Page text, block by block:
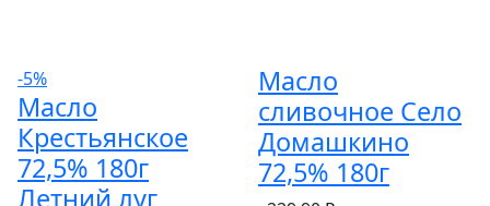
-5%
Масло
Крестьянское
72,5% 180г
Летний луг
Масло
сливочное Село
Домашкино
72,5% 180г